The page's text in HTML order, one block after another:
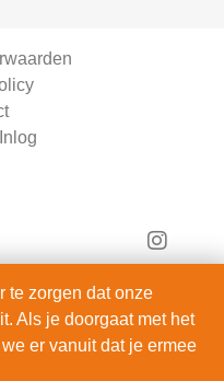
van
90914872
te zorgen dat onze
Als je doorgaat met het
er vanuit dat je ermee